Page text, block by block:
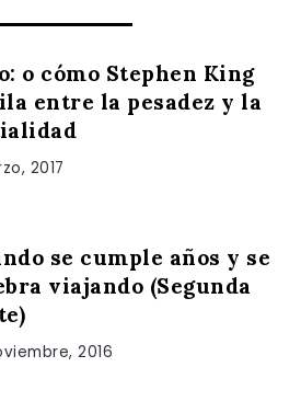
o cómo Stephen King
entre la pesadez y la
2017
se cumple años y se
viajando (Segunda
2016